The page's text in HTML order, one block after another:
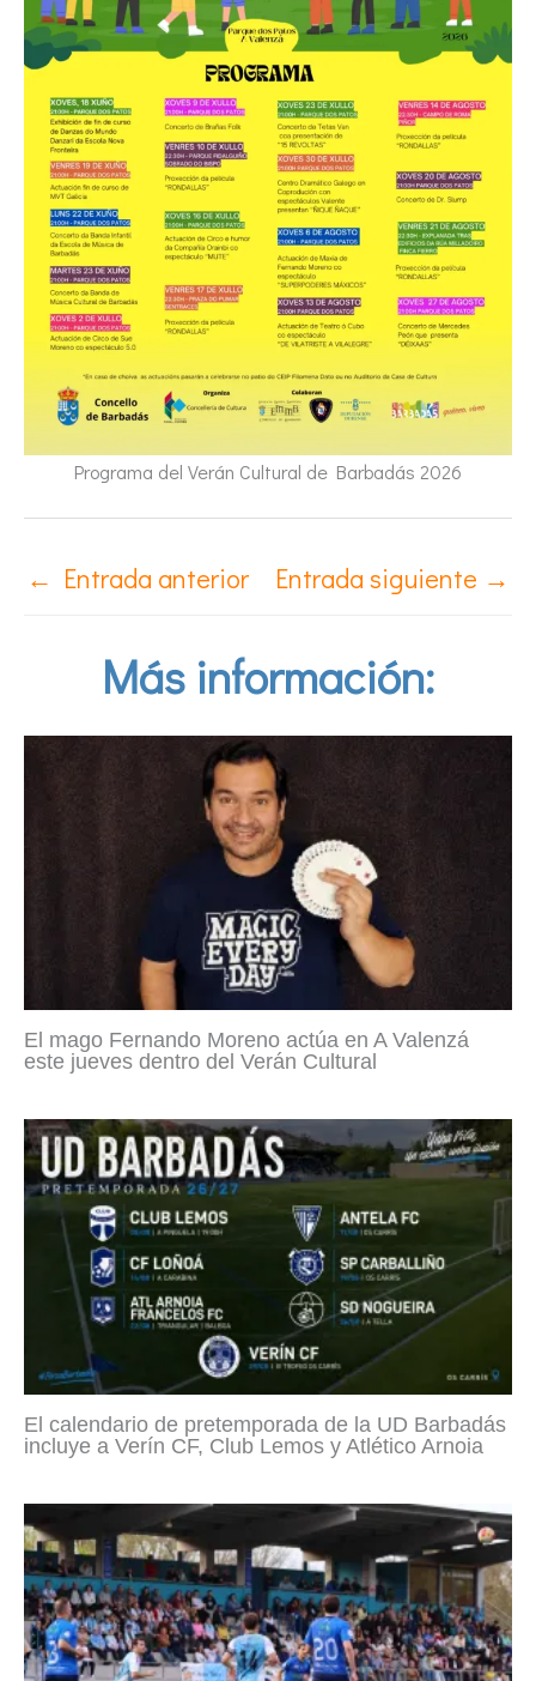
Programa del Verán Cultural de Barbadás 2026
← Entrada anterior Entrada siguiente →
Más información:
El mago Fernando Moreno actúa en A Valenzá
este jueves dentro del Verán Cultural
El calendario de pretemporada de la UD Barbadás
incluye a Verín CF, Club Lemos y Atlético Arnoia